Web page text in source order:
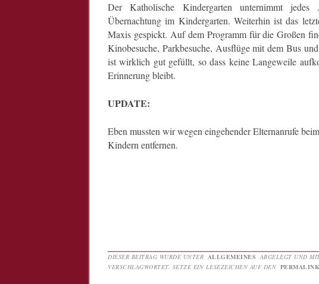
Der Katholische Kindergarten unternimmt
Übernachtung im Kindergarten. Weiterhin ist das
Maxis gespickt. Auf dem Programm für die Großen
Kinobesuche, Parkbesuche, Ausflüge mit dem Bus
ist wirklich gut gefüllt, so dass keine Langeweile
Erinnerung bleibt.
UPDATE:
Eben mussten wir wegen eingehender Elternanrufe
Kindern entfernen.
DIESER BEITRAG WURDE UNTER ALLGEMEINES ABGELEGT UND
VERSCHLAGWORTET. SETZE EIN LESEZEICHEN AUF DEN PERMALINK